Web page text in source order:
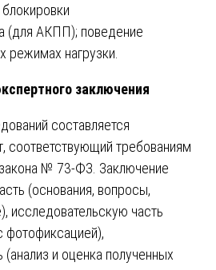
(для АКПП); поведение
режимах нагрузки.
заключения
составляется
соответствующий требованиям
№ 73-ФЗ. Заключение
(основания, вопросы,
исследовательскую часть
фотофиксацией),
и оценка полученных